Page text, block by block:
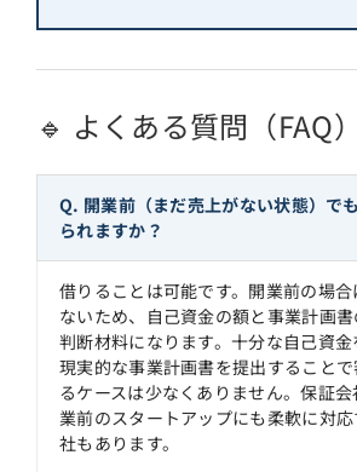
🔹 よくある質問（FAQ）
Q. 開業前（まだ売上がない状態）で
られますか？
借りることは可能です。開業前の場
ないため、自己資金の額と事業計画
判断材料になります。十分な自己資金
現実的な事業計画書を提出すること
るケースは少なくありません。保証
業前のスタートアップにも柔軟に対
社もあります。